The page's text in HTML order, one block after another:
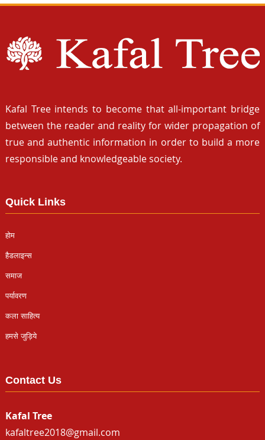
Kafal Tree intends to become that all-important bridge
between the reader and reality for wider propagation of
true and authentic information in order to build a more
responsible and knowledgeable society.
Quick Links
होम
हैडलाइन्स
समाज
पर्यावरण
कला साहित्य
हमसे जुड़िये
Contact Us
Kafal Tree
kafaltree2018@gmail.com